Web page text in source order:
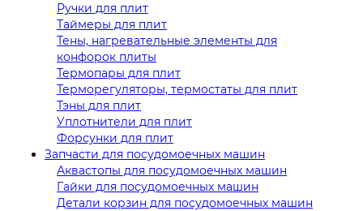
Ручки для плит
Таймеры для плит
Тены, нагревательные элементы для
конфорок плиты
Термопары для плит
Терморегуляторы, термостаты для плит
Тэны для плит
Уплотнители для плит
Форсунки для плит
Запчасти для посудомоечных машин
Аквастопы для посудомоечных машин
Гайки для посудомоечных машин
Детали корзин для посудомоечных машин